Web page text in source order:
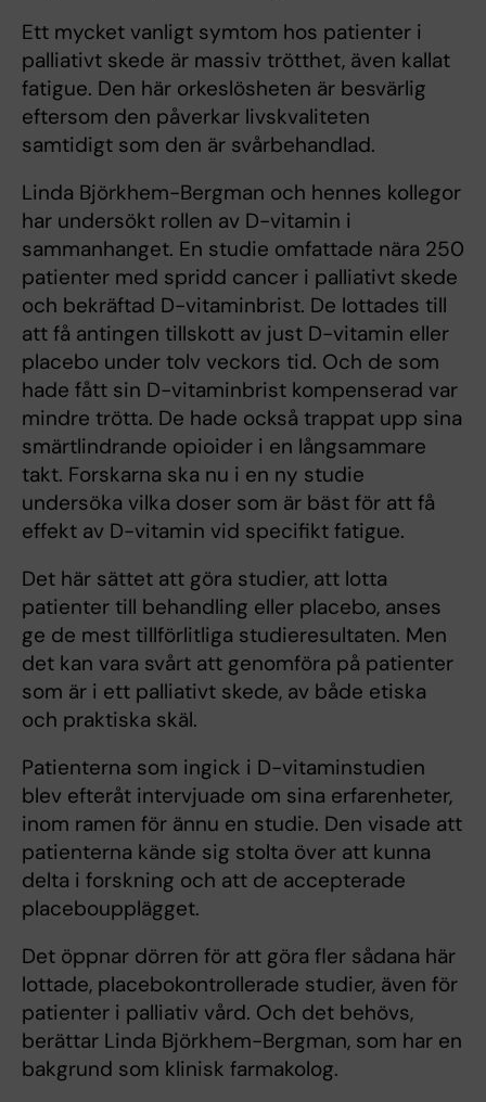
Ett mycket vanligt symtom hos patienter i
palliativt skede är massiv trötthet, även kallat
fatigue. Den här orkeslösheten är besvärlig
eftersom den påverkar livskvaliteten
samtidigt som den är svårbehandlad.
Linda Björkhem-Bergman och hennes kollegor
har undersökt rollen av D-vitamin i
sammanhanget. En studie omfattade nära 250
patienter med spridd cancer i palliativt skede
och bekräftad D-vitaminbrist. De lottades till
att få antingen tillskott av just D-vitamin eller
placebo under tolv veckors tid. Och de som
hade fått sin D-vitaminbrist kompenserad var
mindre trötta. De hade också trappat upp sina
smärtlindrande opioider i en långsammare
takt. Forskarna ska nu i en ny studie
undersöka vilka doser som är bäst för att få
effekt av D-vitamin vid specifikt fatigue.
Det här sättet att göra studier, att lotta
patienter till behandling eller placebo, anses
ge de mest tillförlitliga studieresultaten. Men
det kan vara svårt att genomföra på patienter
som är i ett palliativt skede, av både etiska
och praktiska skäl.
Patienterna som ingick i D-vitaminstudien
blev efteråt intervjuade om sina erfarenheter,
inom ramen för ännu en studie. Den visade att
patienterna kände sig stolta över att kunna
delta i forskning och att de accepterade
placeboupplägget.
Det öppnar dörren för att göra fler sådana här
lottade, placebokontrollerade studier, även för
patienter i palliativ vård. Och det behövs,
berättar Linda Björkhem-Bergman, som har en
bakgrund som klinisk farmakolog.